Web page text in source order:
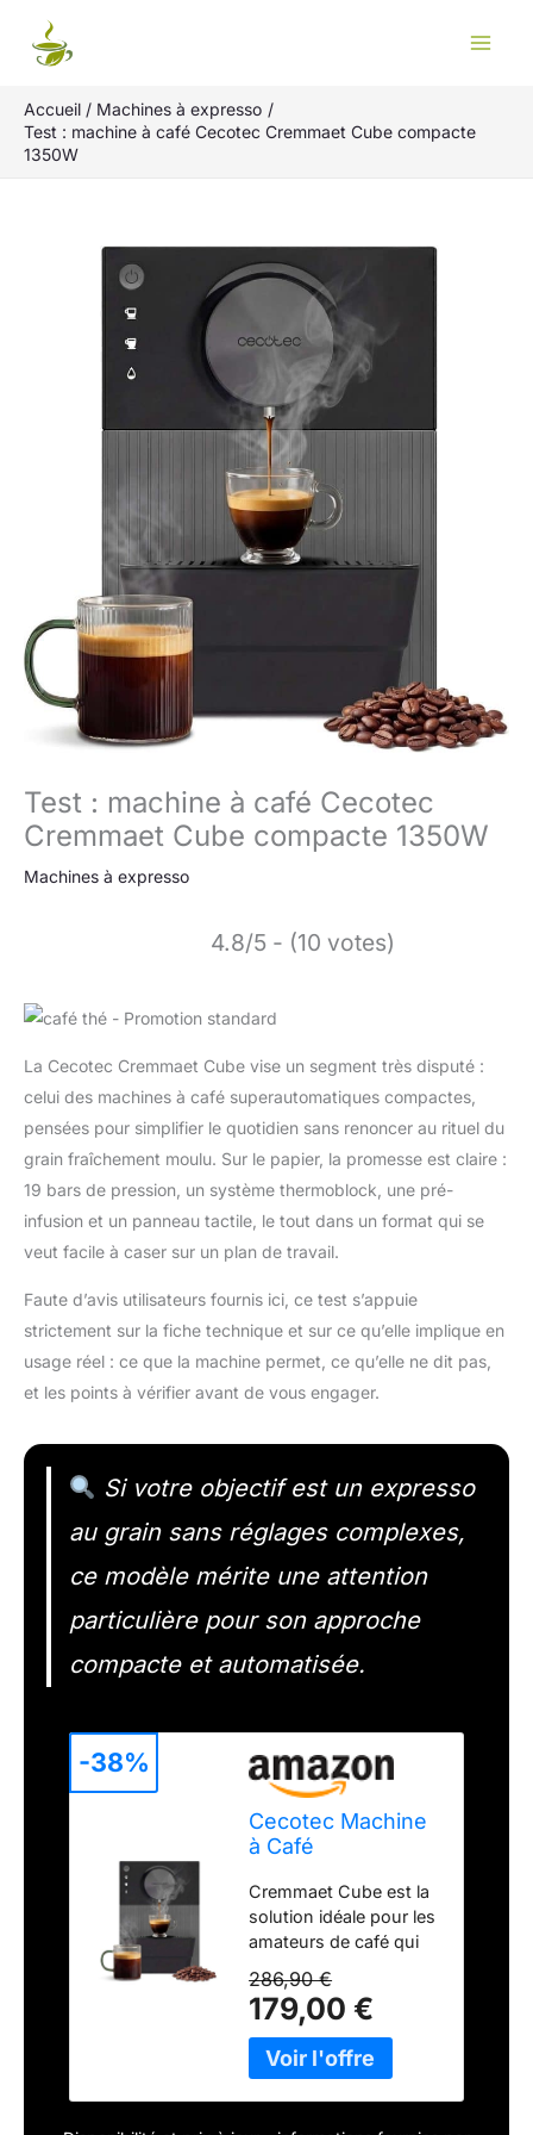
Accueil
Machines à expresso
Test : machine à café Cecotec Cremmaet Cube compacte
1350W
Test : machine à café Cecotec
Cremmaet Cube compacte 1350W
Machines à expresso
4.8/5 - (10 votes)
La Cecotec Cremmaet Cube vise un segment très disputé :
celui des machines à café superautomatiques compactes,
pensées pour simplifier le quotidien sans renoncer au rituel du
grain fraîchement moulu. Sur le papier, la promesse est claire :
19 bars de pression, un système thermoblock, une pré-
infusion et un panneau tactile, le tout dans un format qui se
veut facile à caser sur un plan de travail.
Faute d’avis utilisateurs fournis ici, ce test s’appuie
strictement sur la fiche technique et sur ce qu’elle implique en
usage réel : ce que la machine permet, ce qu’elle ne dit pas,
et les points à vérifier avant de vous engager.
Si votre objectif est un expresso
au grain sans réglages complexes,
ce modèle mérite une attention
particulière pour son approche
compacte et automatisée.
Cecotec Machine
à Café
Compacte
Cremmaet Cube.
1350W, Système
de Pressage 10g,
Système de Pré-
Infusion, 19 Bars,
Système
Thermoblock, 5
Niveaux de
Cremmaet Cube est la
solution idéale pour les
amateurs de café qui
confort dans leur
routine quotidienne.
Avec une puissance de
1350 W et 19 bars de
286,90 €
179,00 €
-38%